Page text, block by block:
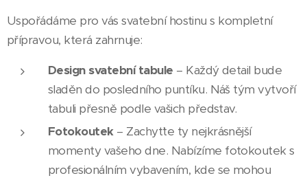
Uspořádáme pro vás svatební hostinu s kompletní
přípravou, která zahrnuje:
Design svatební tabule – Každý detail bude
sladěn do posledního puntíku. Náš tým vytvoří
tabuli přesně podle vašich představ.
Fotokoutek– Zachyťte ty nejkrásnější
momenty vašeho dne. Nabízíme fotokoutek s
profesionálním vybavením, kde se mohou